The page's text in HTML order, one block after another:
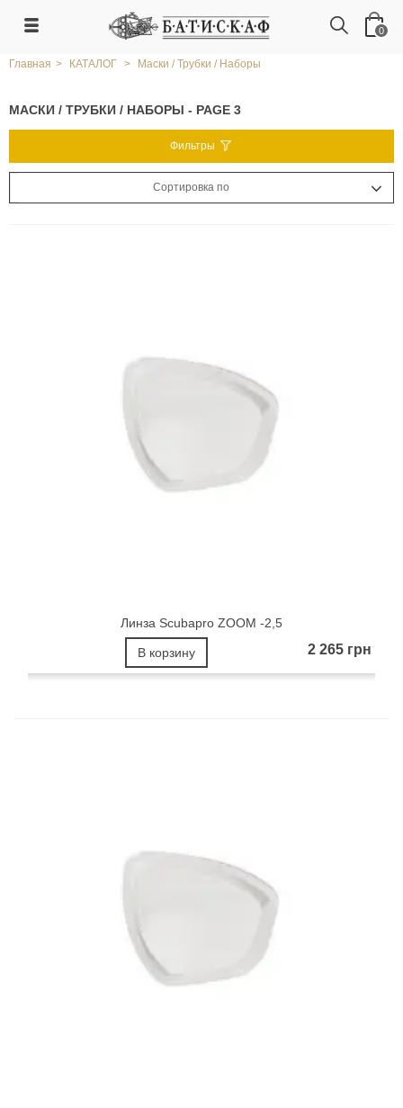
0
Главная > КАТАЛОГ > Маски / Трубки / Наборы
МАСКИ / ТРУБКИ / НАБОРЫ - PAGE 3
Фильтры
Сортировка по
Линза Scubapro ZOOM -2,5
2 265 грн
В корзину